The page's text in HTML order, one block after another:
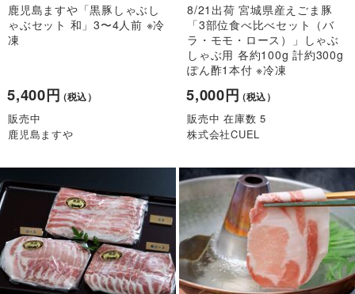
鹿児島ますや「黒豚しゃぶし
ゃぶセット 和」3〜4人前 ※冷
凍
5,400円（税込）
販売中
鹿児島ますや
8/21出荷 宮城県産えごま豚
「3部位食べ比べセット（バ
ラ・モモ・ロース）」しゃぶ
しゃぶ用 各約100g 計約300g
ぽん酢1本付 ※冷凍
5,000円（税込）
販売中 在庫数 5
株式会社CUEL